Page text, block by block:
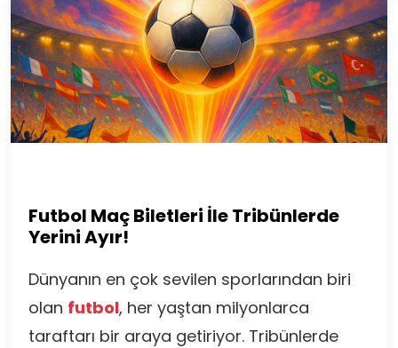
Futbol Maç Biletleri İle Tribünlerde
Yerini Ayır!
Dünyanın en çok sevilen sporlarından biri
olan futbol, her yaştan milyonlarca
taraftarı bir araya getiriyor. Tribünlerde